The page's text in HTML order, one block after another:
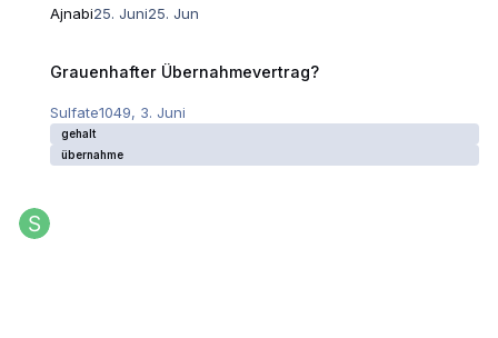
Ajnabi25. Juni25. Jun
Grauenhafter Übernahmevertrag?
Sulfate1049, 3. Juni
gehalt
übernahme